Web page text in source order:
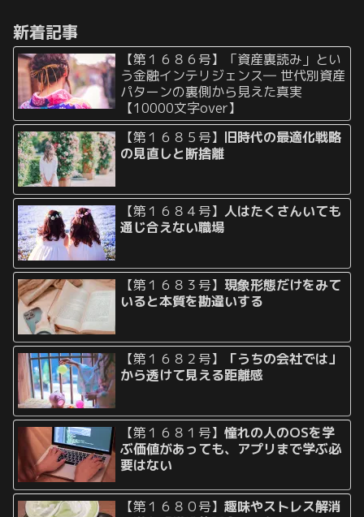
（Eクワドラント）、自営業者
（...
新着記事
【第１６８６号】「資産裏読み」とい
う金融インテリジェンス― 世代別資産
パターンの裏側から見えた真実
【10000文字over】
【第１６８５号】 旧時代の最適化戦略
の見直しと断捨離
【第１６８４号】人はたくさんいても
通じ合えない職場
【第１６８３号】現象形態だけをみて
いると本質を勘違いする
【第１６８２号】
「うちの会社では」
から透けて見える距離感
【第１６８１号】憧れの人のOSを学
ぶ価値があっても、アプリまで学ぶ必
要はない
【第１６８０号】趣味やストレス解消